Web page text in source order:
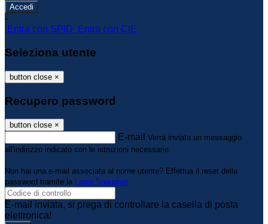
-
Entra con SPID
Entra con CIE
Seleziona utente
button close ×
Recupero password
button close ×
E-mail Verrà inviato un messaggio
all'indirizzo indicato con le istruzioni necessarie.
Non hai una e-mail associata al nome utente? Effettua il reset della
password tramite la Login Spaggiari
E-mail inviata, si prega di controllare la casella di posta
elettronica!